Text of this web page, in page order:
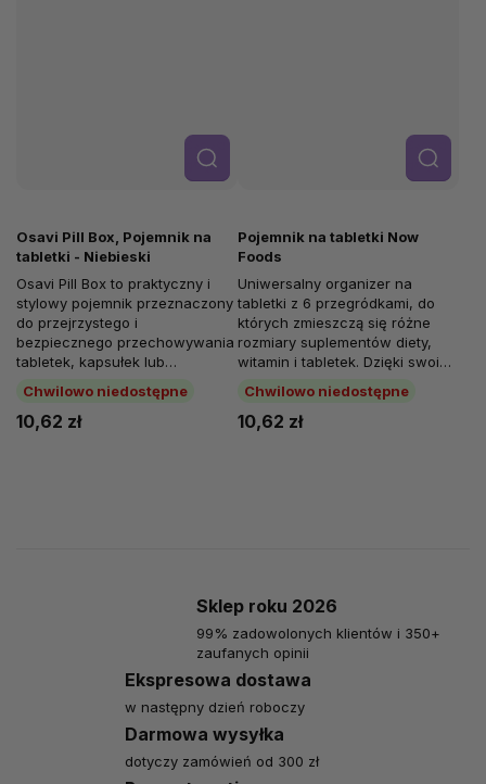
Osavi Pill Box, Pojemnik na
tabletki - Niebieski
Chwilowo niedostępne
10,62 zł
Szcze
góły
Osavi Pill Box to praktyczny i
stylowy pojemnik przeznaczony
do przejrzystego i
bezpiecznego przechowywania
tabletek, kapsułek lub
podziałowi na 5...
Pojemnik na tabletki Now
Foods
Chwilowo niedostępne
10,62 zł
Szcze
góły
Uniwersalny organizer na
tabletki z 6 przegródkami, do
których zmieszczą się różne
rozmiary suplementów diety,
witamin i tabletek. Dzięki swoim
każdej...
Ekspresowa dostawa
w następny dzień roboczy
Darmowa wysyłka
dotyczy zamówień od 300 zł
Sklep roku 2026
99% zadowolonych klientów i 350+
zaufanych opinii